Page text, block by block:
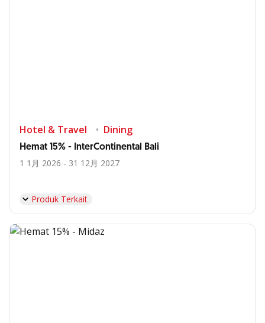
Hotel & Travel Dining
Hemat 15% - InterContinental Bali
1 1月 2026 - 31 12月 2027
Produk Terkait